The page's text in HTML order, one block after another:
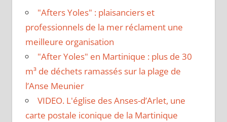
"Afters Yoles" : plaisanciers et
professionnels de la mer réclament une
meilleure organisation
"After Yoles" en Martinique : plus de 30
m³ de déchets ramassés sur la plage de
l’Anse Meunier
VIDEO. L'église des Anses-d’Arlet, une
carte postale iconique de la Martinique